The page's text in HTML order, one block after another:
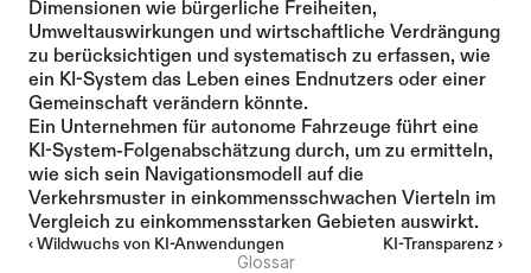
Dimensionen wie bürgerliche Freiheiten,
Umweltauswirkungen und wirtschaftliche Verdrängung
zu berücksichtigen und systematisch zu erfassen, wie
ein KI-System das Leben eines Endnutzers oder einer
Gemeinschaft verändern könnte.
Ein Unternehmen für autonome Fahrzeuge führt eine
KI-System-Folgenabschätzung durch, um zu ermitteln,
wie sich sein Navigationsmodell auf die
Verkehrsmuster in einkommensschwachen Vierteln im
Vergleich zu einkommensstarken Gebieten auswirkt.
‹ Wildwuchs von KI-Anwendungen KI-Transparenz ›
Glossar